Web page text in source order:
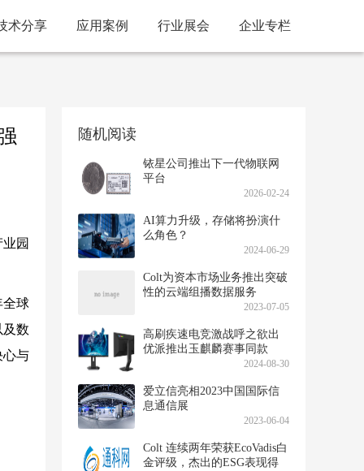
术分享 应用案例 行业展会 企业专栏
园
全球
数
心与
随机阅读
铱星公司推出下一代物联网
平台
2026-02-24
AI算力升级，存储将扮演什
么角色？
2024-06-29
Colt为资本市场业务推出突破
性的云端组播数据服务
2023-07-05
高刷疾速电竞激战呼之欲出
优派推出玉麒麟赛事同款
2024-08-30
爱立信亮相2023中国国际信
息通信展
2023-06-04
Colt 连续两年荣获EcoVadis白
金评级，杰出的ESG表现得